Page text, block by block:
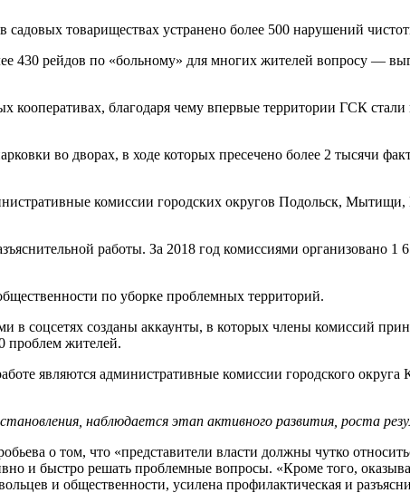
товариществах устранено более 500 нарушений
430 рейдов по «больному» для многих жителей вопросу —
кооперативах, благодаря чему впервые территории ГСК
во дворах, в ходе которых пресечено более 2 тысячи
комиссии городских округов Подольск,
работы. За 2018 год комиссиями организовано 1
по уборке проблемных территорий.
в соцсетях созданы аккаунты, в которых члены комиссий
проблем жителей.
являются административные комиссии городского
наблюдается этап активного развития, роста
о том, что «представители власти должны чутко
и быстро решать проблемные вопросы. «Кроме того,
и общественности, усилена профилактическая и